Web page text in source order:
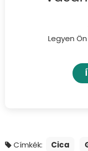
Legyen
Címkék: Cica